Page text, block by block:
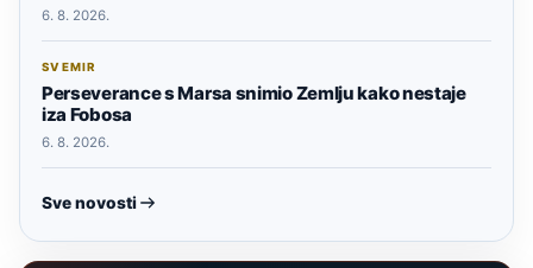
6. 8. 2026.
SVEMIR
Perseverance s Marsa snimio Zemlju kako nestaje
iza Fobosa
6. 8. 2026.
Sve novosti